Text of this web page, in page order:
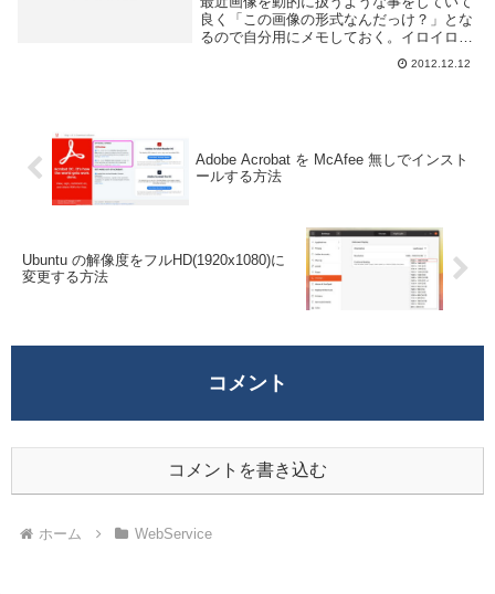
良く「この画像の形式なんだっけ？」とな
るので自分用にメモしておく。イロイロあ
って拡張子と中身のデータが合わない事良
くあるので...。基本的に Linux 上で作業し
2012.12.12
Adobe Acrobat を McAfee 無しでインスト
ールする方法
Ubuntu の解像度をフルHD(1920x1080)に
変更する方法
コメント
コメントを書き込む
ホーム WebService